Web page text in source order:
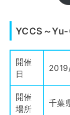
YCCS～
開催
日
開催
場所
千葉